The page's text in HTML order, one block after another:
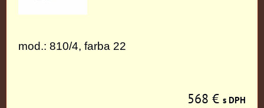
mod.: 810/4, farba 22
568 € s DPH